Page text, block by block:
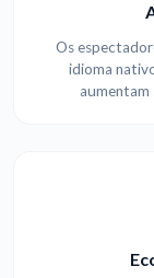
Os
idioma
aumentam